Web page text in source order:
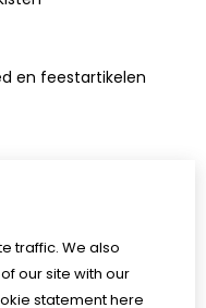
en feestartikelen
traffic. We also
our site with our
statementhere